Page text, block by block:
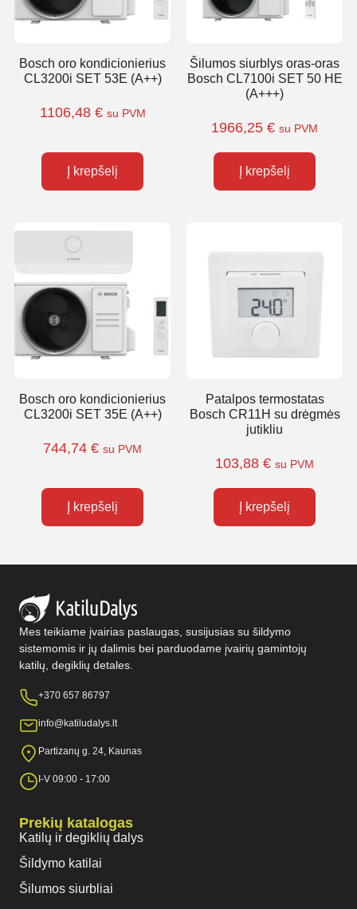
Bosch oro kondicionierius
CL3200i SET 53E (A++)
1106,48 € su PVM
Į krepšelį
Šilumos siurblys oras-oras
Bosch CL7100i SET 50 HE
(A+++)
1966,25 € su PVM
Į krepšelį
Bosch oro kondicionierius
CL3200i SET 35E (A++)
744,74 € su PVM
Į krepšelį
Patalpos termostatas
Bosch CR11H su drėgmės
jutikliu
103,88 € su PVM
Į krepšelį
Mes teikiame įvairias paslaugas, susijusias su šildymo
sistemomis ir jų dalimis bei parduodame įvairių gamintojų
katilų, degiklių detales.
+370 657 86797
info@katiludalys.lt
Partizanų g. 24, Kaunas
I-V 09:00 - 17:00
Prekių katalogas
Katilų ir degiklių dalys
Šildymo katilai
Šilumos siurbliai